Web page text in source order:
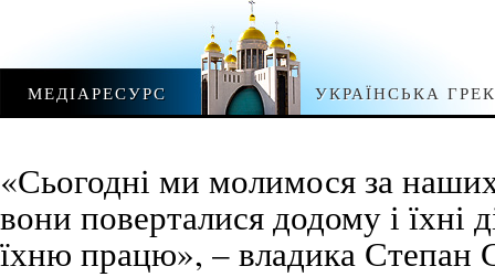
МЕДІАРЕСУРС УКРАЇНСЬКА
«Сьогодні ми молимося за
вони поверталися додому і їхні
їхню працю», – владика Степан